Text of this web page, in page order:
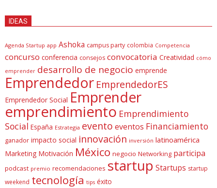
IDEAS
Agenda Startup app Ashoka campus party colombia Competencia
concurso conferencia consejos convocatoria Creatividad cómo
emprender desarrollo de negocio emprende
Emprendedor EmprendedorES
Emprendedor Social Emprender
emprendimiento Emprendimiento
Social España Estrategia evento eventos Financiamiento
ganador impacto social innovación inversión latinoamérica
Marketing Motivación México negocio Networking participa
podcast premio recomendaciones startup Startups startup
weekend tecnología tips éxito